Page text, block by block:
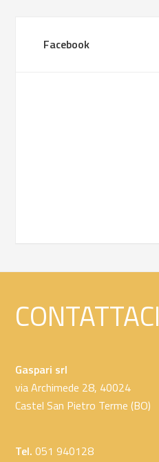
Facebook
CONTATTACI
Gaspari srl
via Archimede 28, 40024
Castel San Pietro Terme (BO)
Tel. 051 940128